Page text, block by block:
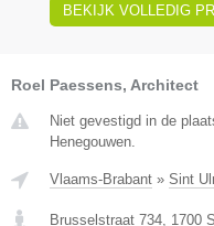
BEKIJK VOLLEDIG
Roel Paessens, Architect
Niet gevestigd in de
Henegouwen.
Vlaams-Brabant » Sint
Brusselstraat 734 1700